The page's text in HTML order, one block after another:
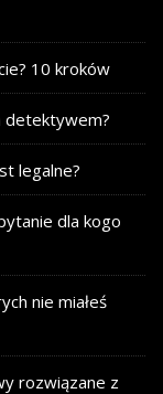
10 kroków
detektywem?
legalne?
dla kogo
nie miałeś
rozwiązane z